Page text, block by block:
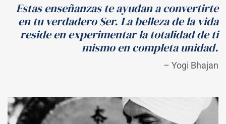
Estas enseñanzas te ayudan a convertirte
en tu verdadero Ser. La belleza de la vida
reside en experimentar la totalidad de ti
mismo en completa unidad.
– Yogi Bhajan